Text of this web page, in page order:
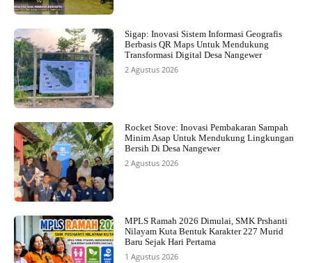
Sigap: Inovasi Sistem Informasi Geografis
Berbasis QR Maps Untuk Mendukung
Transformasi Digital Desa Nangewer
2 Agustus 2026
Rocket Stove: Inovasi Pembakaran Sampah
Minim Asap Untuk Mendukung Lingkungan
Bersih Di Desa Nangewer
2 Agustus 2026
MPLS Ramah 2026 Dimulai, SMK Prshanti
Nilayam Kuta Bentuk Karakter 227 Murid
Baru Sejak Hari Pertama
1 Agustus 2026